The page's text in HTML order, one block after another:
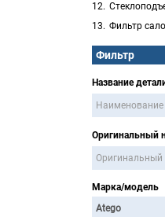
Фильтр
Фильтр
Название
Оригинальный
Марка/модель